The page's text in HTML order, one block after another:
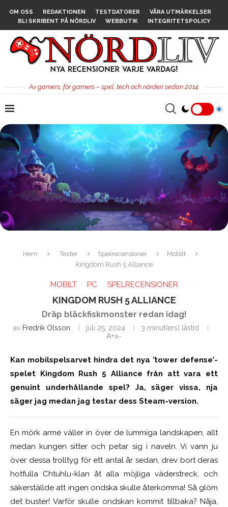
OM OSS REDAKTIONEN TESTDATORER
VÅRA UTMÄRKELSER
BLI SKRIBENT PÅ NÖRDLIV
WEBBUTIK INTEGRITETSPOLICY
Av gamers, för gamers – spel, tech och nörderi sedan 2014.
Hem Texter Spelrecensioner
Mobilt
Kingdom Rush 5 Alliance
MOBILT PC SPELRECENSIONER
KINGDOM RUSH 5 ALLIANCE
Dräp bläckfiskmonster redan idag!
av Fredrik Olsson juli 25, 2024
3 minut(ers) lästid
A+A-
Kan mobilspelsarvet hindra det nya ’tower defense’-
spelet Kingdom Rush 5 Alliance från att vara ett
genuint underhållande spel? Ja, säger vissa, nja
säger jag medan jag testar dess Steam-version.
En mörk armé väller in över de lummiga landskapen, allt
medan kungen sitter och petar sig i naveln. Vi vann ju
över dessa trolltyg för ett antal år sedan, drev bort deras
hotfulla Chtuhlu-klan åt alla möjliga väderstreck, och
säkerställde att ingen ondska skulle återkomma! Så glöm
det buster! Varför skulle ondskan kommit tillbaka? Nåja,